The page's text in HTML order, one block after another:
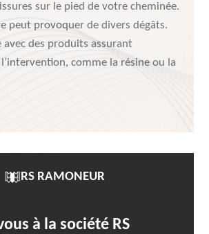
sur le pied de votre cheminée.
peut provoquer de divers dégâts.
avec des produits assurant
l’intervention, comme la résine ou la
RS RAMONEUR
à la société RS